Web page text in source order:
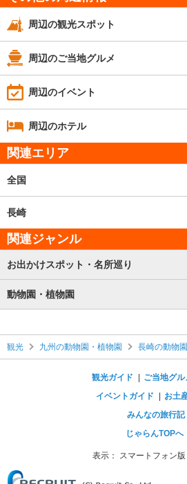
周辺の観光スポット
周辺のご当地グルメ
周辺のイベント
周辺のホテル
関連エリア
全国
長崎
関連ジャンル
お出かけスポット・名所巡り
動物園・植物園
観光 九州の動物園・植物園 長崎の動物
観光ガイド
ご当地グル
イベントガイド
お土
みんなの旅行記
じゃらんTOPへ
表示： スマートフォン版